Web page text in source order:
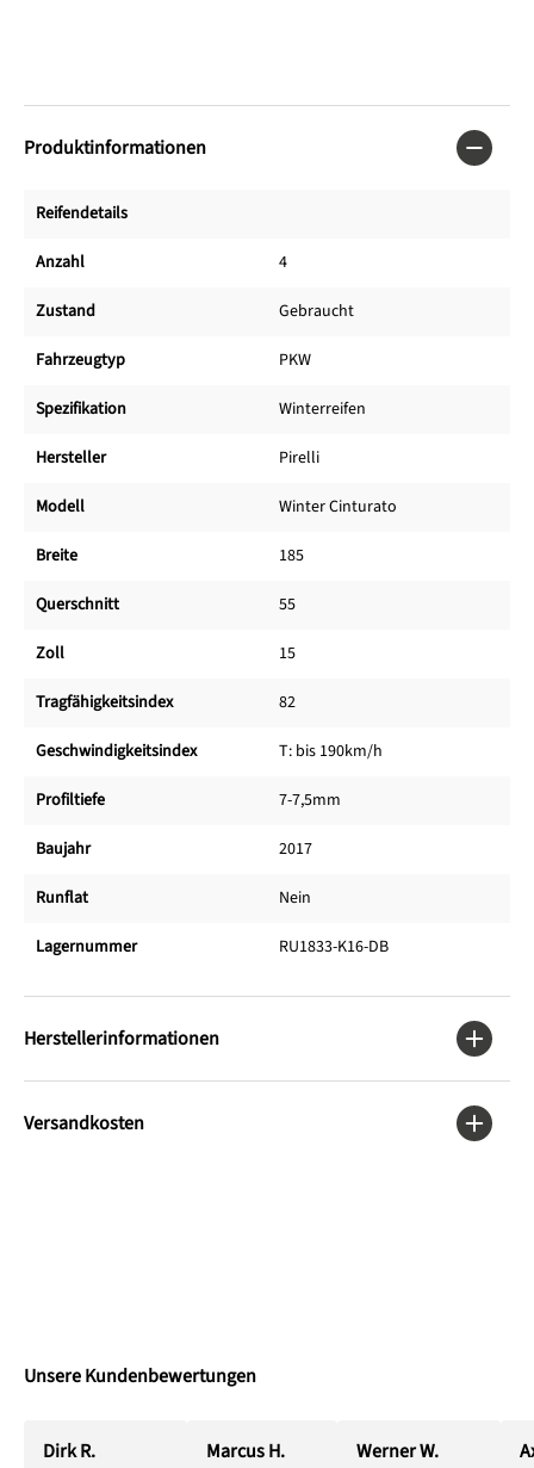
Produktinformationen
Reifendetails
Anzahl 4
Zustand Gebraucht
Fahrzeugtyp PKW
Spezifikation Winterreifen
Hersteller Pirelli
Modell Winter Cinturato
Breite 185
Querschnitt 55
Zoll 15
Tragfähigkeitsindex 82
Geschwindigkeitsindex T: bis 190km/h
Profiltiefe 7-7,5mm
Baujahr 2017
Runflat Nein
Lagernummer RU1833-K16-DB
Herstellerinformationen
Versandkosten
Unsere Kundenbewertungen
Dirk R. Marcus H. Werner W.